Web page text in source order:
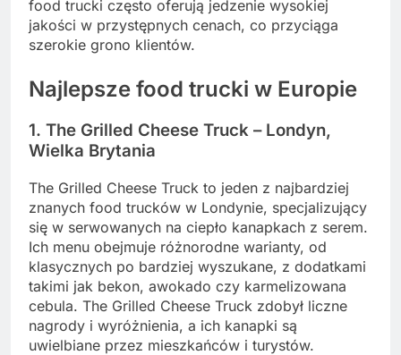
food trucki często oferują jedzenie wysokiej
jakości w przystępnych cenach, co przyciąga
szerokie grono klientów.
Najlepsze food trucki w Europie
1. The Grilled Cheese Truck – Londyn,
Wielka Brytania
The Grilled Cheese Truck to jeden z najbardziej
znanych food trucków w Londynie, specjalizujący
się w serwowanych na ciepło kanapkach z serem.
Ich menu obejmuje różnorodne warianty, od
klasycznych po bardziej wyszukane, z dodatkami
takimi jak bekon, awokado czy karmelizowana
cebula. The Grilled Cheese Truck zdobył liczne
nagrody i wyróżnienia, a ich kanapki są
uwielbiane przez mieszkańców i turystów.